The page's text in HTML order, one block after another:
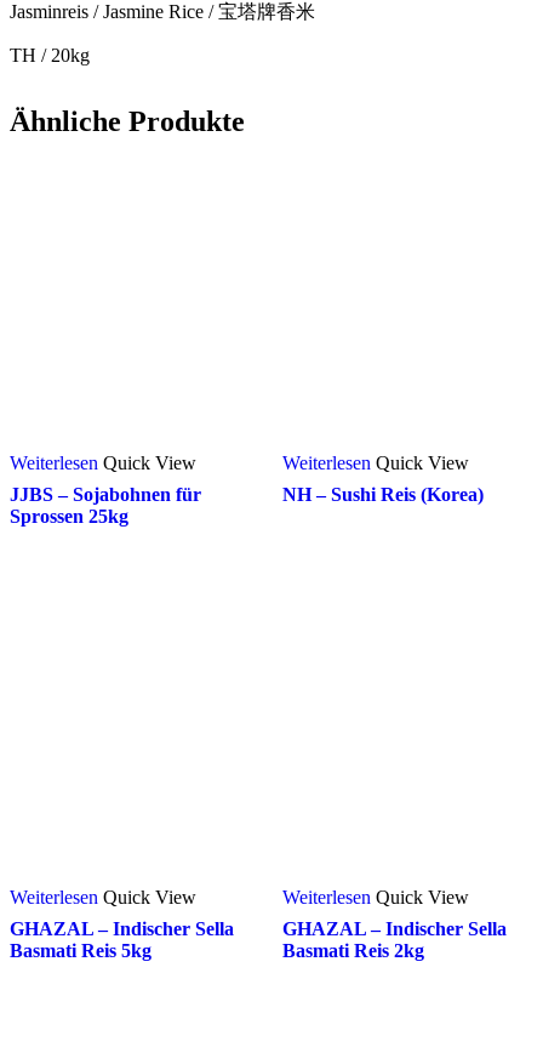
Jasminreis / Jasmine Rice / 宝塔牌香米
TH / 20kg
Ähnliche Produkte
Weiterlesen Quick View
JJBS – Sojabohnen für
Sprossen 25kg
Weiterlesen Quick View
NH – Sushi Reis (Korea)
Weiterlesen Quick View
GHAZAL – Indischer Sella
Basmati Reis 5kg
Weiterlesen Quick View
GHAZAL – Indischer Sella
Basmati Reis 2kg